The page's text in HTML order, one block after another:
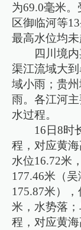
为69.0毫米
区御临河等
最高水位均未
四川境
渠江流域大
域小雨；贵
雨。各江河
水过程。
16日8时
程，对应黄
水位16.72米
177.46米（
175.87米）
米，水势落
程，对应黄